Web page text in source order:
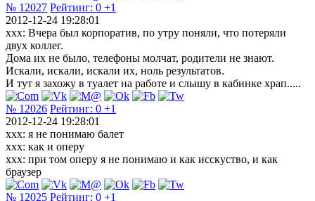
№ 12027 Рейтинг: 0 +1
2012-12-24 19:28:01
xxx: Вчера был корпоратив, по утру поняли, что потеряли
двух коллег.
Дома их не было, телефоны молчат, родители не знают.
Искали, искали, искали их, ноль результатов.
И тут я захожу в туалет на работе и слышу в кабинке храп.....
№ 12026 Рейтинг: 0 +1
2012-12-24 19:28:01
xxx: я не понимаю балет
ххх: как и оперу
ххх: при том оперу я не понимаю и как исскуство, и как
браузер
№ 12025 Рейтинг: 0 +1